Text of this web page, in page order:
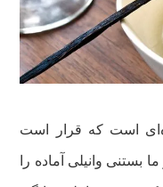
است که قرار است
وانیلی آماده را